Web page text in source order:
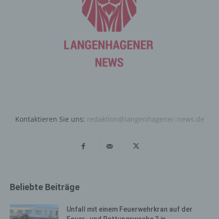
Kontaktieren Sie uns: redaktion@langenhagener-news.de
Beliebte Beiträge
Unfall mit einem Feuerwehrkran auf der
automatisiertes System eine Reihe von allgemeinen
Daten und Informationen. Diese allgemeinen Daten und
Informationen werden in den Logfiles des Servers
Browsertypen und Versionen, (2) das vom zugreifenden
System verwendete Betriebssystem, (3) die
Internetseite, von welcher ein zugreifendes System auf
Internetseite, (6) eine Internet-Protokoll-Adresse (IP-
zugreifenden Systems und (8) sonstige ähnliche Daten
Bei der Nutzung dieser allgemeinen Daten und
Informationen ziehen wird keine Rückschlüsse auf die
betroffene Person. Diese Informationen werden vielmehr